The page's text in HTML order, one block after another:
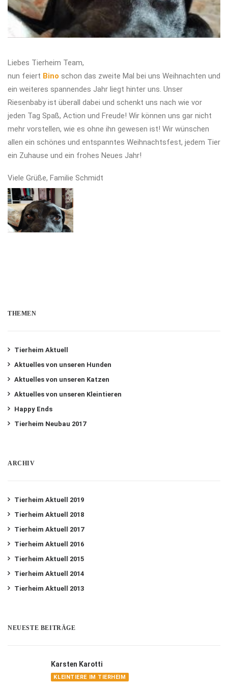
Liebes Tierheim Team,
nun feiert Bino schon das zweite Mal bei uns Weihnachten und
ein weiteres spannendes Jahr liegt hinter uns. Unser
Riesenbaby ist überall dabei und schenkt uns nach wie vor
jeden Tag Spaß, Action und Freude! Wir können uns gar nicht
mehr vorstellen, wie es ohne ihn gewesen ist! Wir wünschen
allen ein schönes und entspanntes Weihnachtsfest, jedem Tier
ein Zuhause und ein frohes Neues Jahr!
Viele Grüße, Familie Schmidt
THEMEN
Tierheim Aktuell
Aktuelles von unseren Hunden
Aktuelles von unseren Katzen
Aktuelles von unseren Kleintieren
Happy Ends
Tierheim Neubau 2017
ARCHIV
Tierheim Aktuell 2019
Tierheim Aktuell 2018
Tierheim Aktuell 2017
Tierheim Aktuell 2016
Tierheim Aktuell 2015
Tierheim Aktuell 2014
Tierheim Aktuell 2013
NEUESTE BEITRÄGE
Karsten Karotti
KLEINTIERE IM TIERHEIM